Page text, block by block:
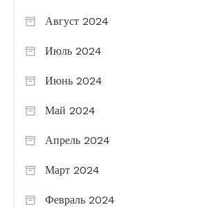
Август 2024
Июль 2024
Июнь 2024
Май 2024
Апрель 2024
Март 2024
Февраль 2024